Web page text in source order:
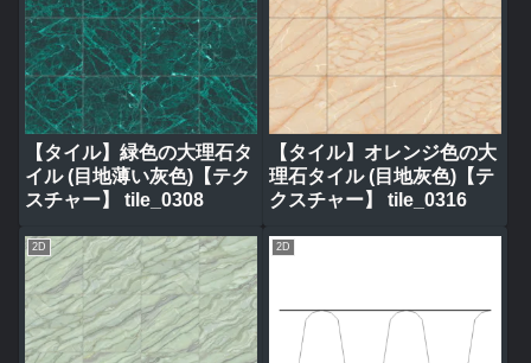
【タイル】緑色の大理石タ
イル (目地薄い灰色)【テク
スチャー】 tile_0308
【タイル】オレンジ色の大
理石タイル (目地灰色)【テ
クスチャー】 tile_0316
2D 2D